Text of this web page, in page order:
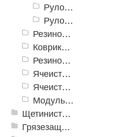
Рулонное покрытие «Змейка» 0,9 х 12 м (h = 8 мм)
Рулонное покрытие «Змейка» 1,2 х 12 м (h = 8 мм)
Резиновые коврики и дорожки «Restorant»
Коврики PinMat Волна
Резиновые коврики Шашки
Ячеистое модульное грязезащитное покрытие «Optima Duos»
Ячеистые коврик дорожка «Шашки»
Модульное напольное покрытие "Грязезащитные Соты"
Щетинистые покрытия
Грязезащитные, влаговпитывающие покрытия